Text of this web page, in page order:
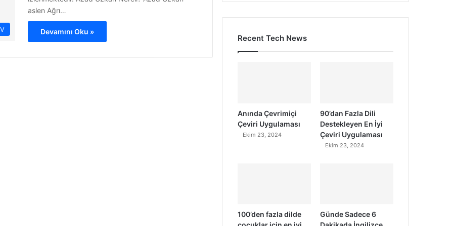
aslen Ağrı…
Devamını Oku »
Recent Tech News
Anında Çevrimiçi
Çeviri Uygulaması
Ekim 23, 2024
90’dan Fazla Dili
Destekleyen En İyi
Çeviri Uygulaması
Ekim 23, 2024
100’den fazla dilde
Günde Sadece 6